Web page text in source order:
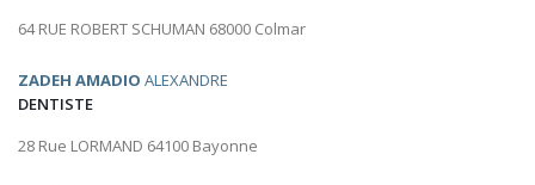
64 RUE ROBERT SCHUMAN 68000 Colmar
ZADEH AMADIO ALEXANDRE
DENTISTE
28 Rue LORMAND 64100 Bayonne